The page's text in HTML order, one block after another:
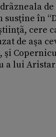
în
cere
de aşa
şi
a lui